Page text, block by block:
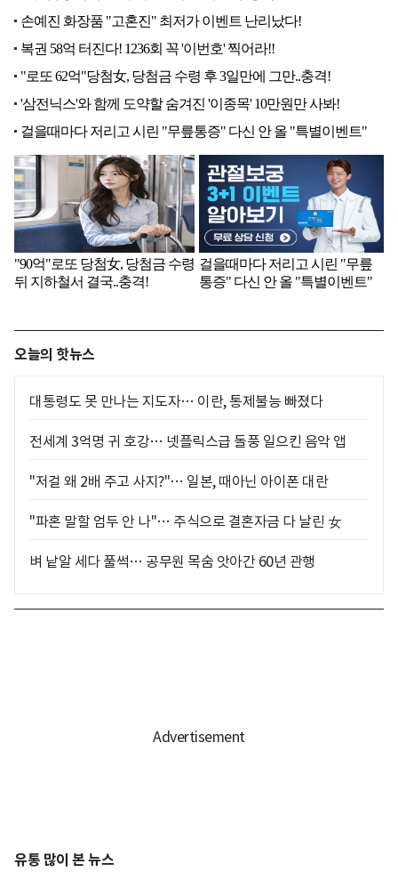
오늘의 핫뉴스
대통령도 못 만나는 지도자… 이란, 통제불능 빠졌다
전세계 3억명 귀 호강… 넷플릭스급 돌풍 일으킨 음악 앱
"저걸 왜 2배 주고 사지?"… 일본, 때아닌 아이폰 대란
"파혼 말할 엄두 안 나"… 주식으로 결혼자금 다 날린 女
벼 낱알 세다 풀썩… 공무원 목숨 앗아간 60년 관행
유통 많이 본 뉴스